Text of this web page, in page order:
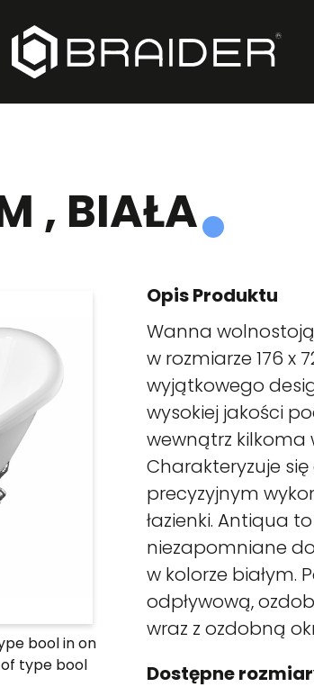
, BIAŁA
bool inon
type bool
Opis Produktu
Wanna
w rozmiarze 176 x
wyjątkowego
wysokiej jakości
wewnątrz kilkoma
Charakteryzuje
precyzyjnym
łazienki. Antiqua
niezapomniane
w kolorze białym.
odpływową,
wraz z ozdobną
Dostępne